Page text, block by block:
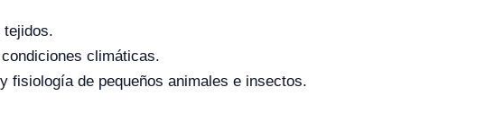
tejidos.
climáticas.
fisiología de pequeños animales e insectos.